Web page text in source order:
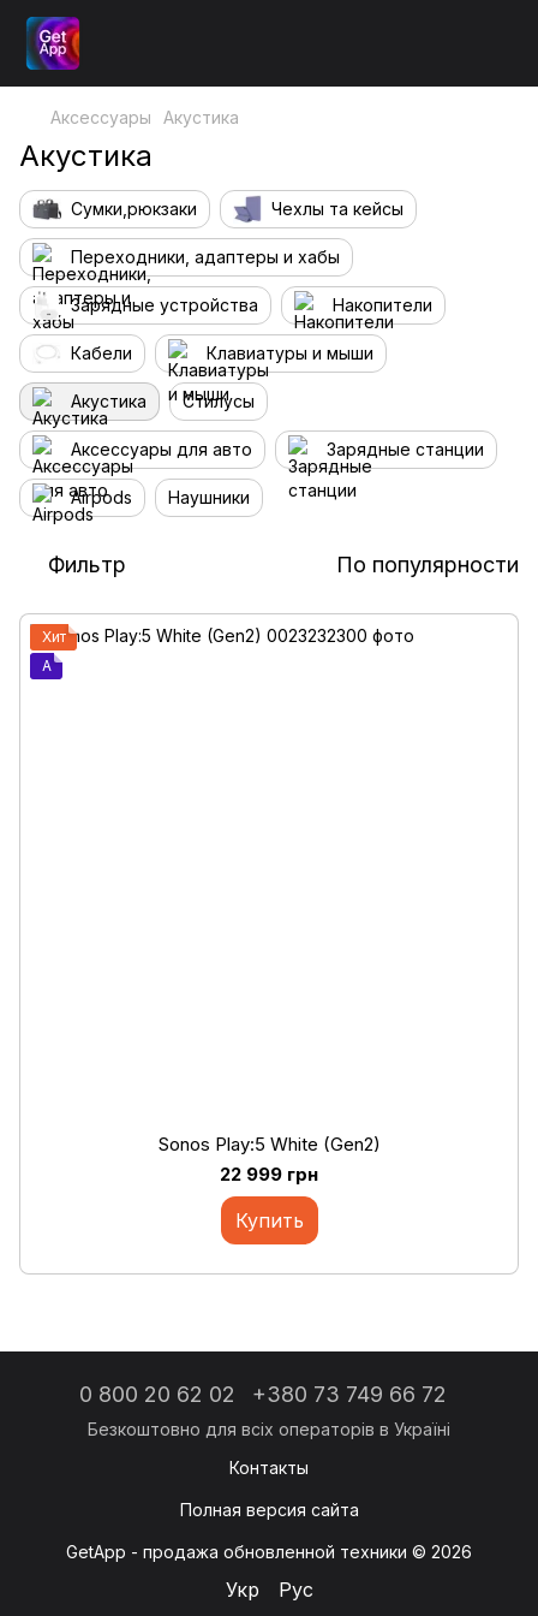
Аксессуары Акустика
Акустика
Сумки,рюкзаки Чехлы та кейсы
Переходники, адаптеры и хабы
Зарядные устройства Накопители
Кабели Клавиатуры и мыши
Акустика Стилусы
Аксессуары для авто Зарядные станции
Airpods Наушники
Фильтр По популярности
Хит
A
Sonos Play:5 White (Gen2)
22 999 грн
Купить
0 800 20 62 02 +380 73 749 66 72
Контакты
Полная версия сайта
GetApp - продажа обновленной техники © 2026
Укр Рус